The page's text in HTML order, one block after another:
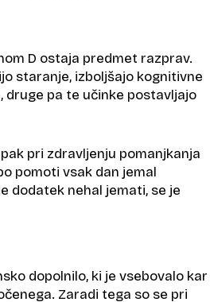
D ostaja predmet razprav.
staranje, izboljšajo kognitivne
druge pa te učinke postavljajo
pri zdravljenju pomanjkanja
pomoti vsak dan jemal
dodatek nehal jemati, se je
dopolnilo, ki je vsebovalo kar
Zaradi tega so se pri